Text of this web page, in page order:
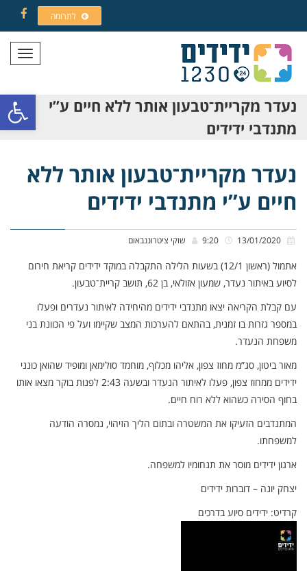
פתח
לתרומה
תפריט
נעדר מקריית־טבעון אותר ללא חיים ע”י
מתנדבי ידידים
נעדר מקריית־טבעון אותר ללא
חיים ע”י מתנדבי ידידים
שוקי ציטרוננבאום
אתמול (ראשון 12/1) בשעות הלילה התקבלה במוקד ידידים קריאת חירום
לסיוע באיתור נעדר, שמעון אזולאי, בן 62, תושב קריית־טבעון.
עם קבלת הקריאה יצאו מתנדבי ידידים מהיחידה לאיתור נעדרים ופעלו
במספר גזרות בו זמנית, בהתאם להערכות המצב שקיימו ועל פי הכוונת בני
משפחת הנעדר.
מאור ביטון, סג”מ מחוז צפון, אליהו מכלוף, מוחמד סולימאן ומופיד שהואן כונני
ידידים ממחוז צפון, פעלו לאיתור הנעדר ובשעה 2:43 לפנות בוקר מצאו אותו
בחוף הסירה כשהוא ללא רוח חיים.
המתנדבים הזעיקו את המשטרה ובתום הליך הזיהוי, נמסרה הודעה
למשפחתו.
ארגון ידידים מוסר את תנחומיו למשפחה.
יצחק יונה – דוברות ידידים
קרדיט: ידידים סיוע בדרכים